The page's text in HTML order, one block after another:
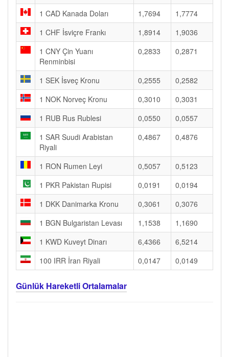
1 CAD Kanada Doları
1,7694
1,7774
1 CHF İsviçre Frankı
1,8914
1,9036
1 CNY Çin Yuanı
Renminbisi
0,2833 0,2871
1 SEK İsveç Kronu 0,2555
0,2582
1 NOK Norveç Kronu
0,3010
0,3031
1 RUB Rus Rublesi
0,0550
0,0557
1 SAR Suudi Arabistan
Riyali
0,4867 0,4876
1 RON Rumen Leyi 0,5057
0,5123
1 PKR Pakistan Rupisi
0,0191
0,0194
1 DKK Danimarka Kronu
0,3061
0,3076
1 BGN Bulgaristan Levası
1,1538
1,1690
1 KWD Kuveyt Dinarı
6,4366
6,5214
100 IRR İran Riyali
0,0147 0,0149
Günlük Hareketli Ortalamalar